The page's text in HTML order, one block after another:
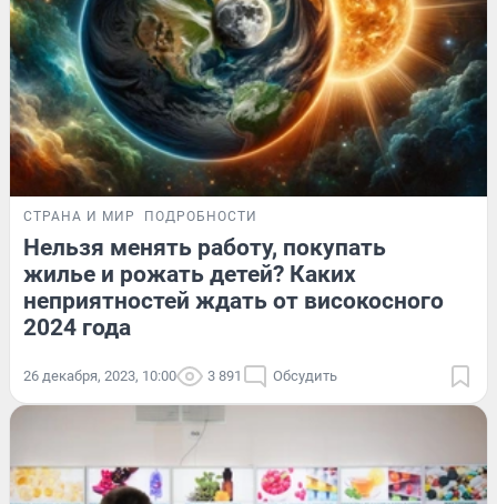
СТРАНА И МИР ПОДРОБНОСТИ
Нельзя менять работу, покупать
жилье и рожать детей? Каких
неприятностей ждать от високосного
2024 года
26 декабря, 2023, 10:00 3 891 Обсудить